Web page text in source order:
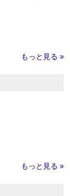
もっと見る »
もっと見る »